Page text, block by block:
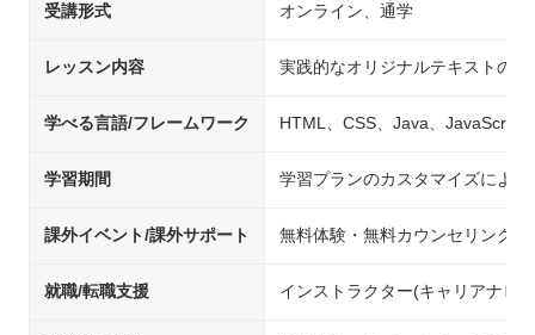
受講形式 オンライン、通学
レッスン内容 実践的なオリジナルテキストの
学べる言語/フレームワーク HTML、CSS、Java、JavaScript
学習期間 学習プランのカスタマイズにより
課外イベント/課外サポート 無料体験・無料カウンセリング
就職/転職支援 インストラクター(キャリアナビ